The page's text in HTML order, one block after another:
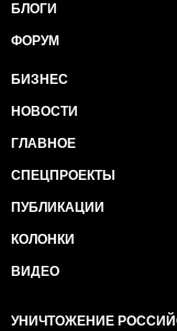
БЛОГИ
ФОРУМ
БИЗНЕС
НОВОСТИ
ГЛАВНОЕ
СПЕЦПРОЕКТЫ
ПУБЛИКАЦИИ
КОЛОНКИ
ВИДЕО
УНИЧТОЖЕНИЕ